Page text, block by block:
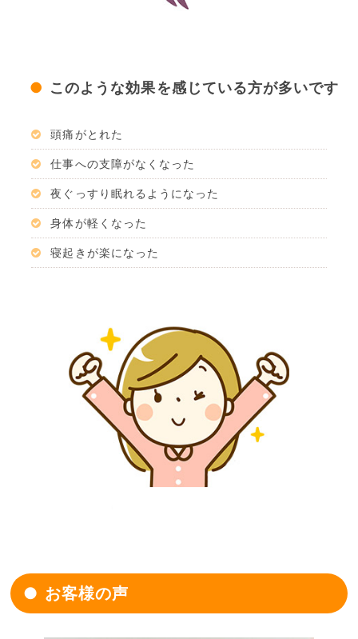
このような効果を感じている方が多いです
頭痛がとれた
仕事への支障がなくなった
夜ぐっすり眠れるようになった
身体が軽くなった
寝起きが楽になった
お客様の声